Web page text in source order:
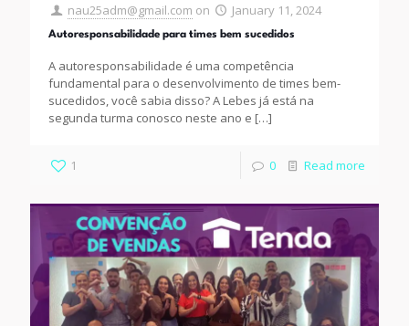
nau25adm@gmail.com on January 11, 2024
Autoresponsabilidade para times bem sucedidos
A autoresponsabilidade é uma competência
fundamental para o desenvolvimento de times bem-
sucedidos, você sabia disso? A Lebes já está na
segunda turma conosco neste ano e […]
1 0 Read more